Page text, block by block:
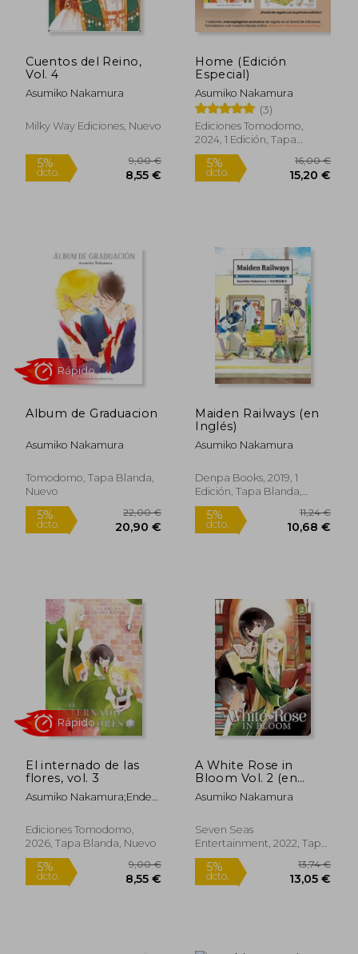
5% 5%
Rápido
5%
Cuentos del Reino,
Vol. 4
Asumiko Nakamura
Milky Way Ediciones, Nuevo
dcto.
Home (Edición
Especial)
Asumiko Nakamura
(3)
Ediciones Tomodomo,
2024, 1 Edición, Tapa
Blanda, Nuevo
dcto.
Album de Graduacion
Asumiko Nakamura
Tomodomo, Tapa Blanda,
Nuevo
Maiden Railways (en
Inglés)
Asumiko Nakamura
Denpa Books, 2019, 1
Edición, Tapa Blanda,
Nuevo
El internado de las
flores, vol. 3
Asumiko Nakamura;Ende
Ediciones Tomodomo,
2026, Tapa Blanda, Nuevo
A White Rose in
Bloom Vol. 2 (en
Inglés)
Asumiko Nakamura
Seven Seas
Entertainment, 2022, Tapa
Blanda, Nuevo